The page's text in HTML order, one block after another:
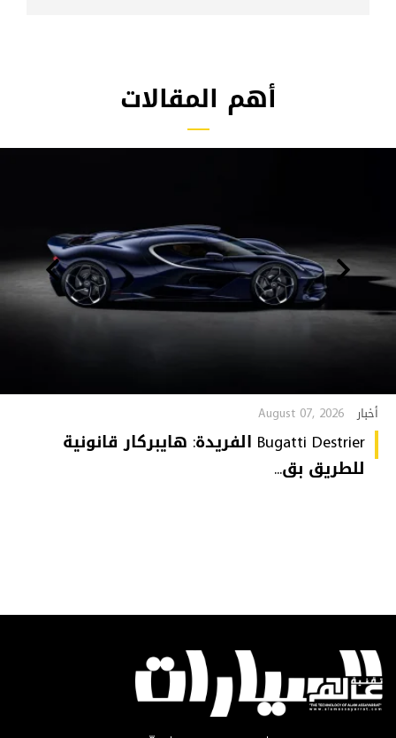
أهم المقالات
أخبار August 07, 2026
Bugatti Destrier الفريدة: هايبركار قانونية
للطريق بق...